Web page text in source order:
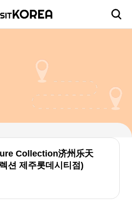
Collection济州乐天
션 제주롯데시티점)